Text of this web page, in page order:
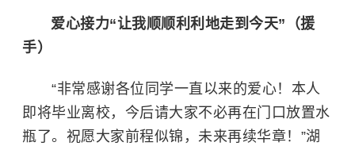
爱心接力“让我顺顺利利地走到今天”（援
手）
“非常感谢各位同学一直以来的爱心！本人
即将毕业离校，今后请大家不必再在门口放置水
瓶了。祝愿大家前程似锦，未来再续华章！”湖